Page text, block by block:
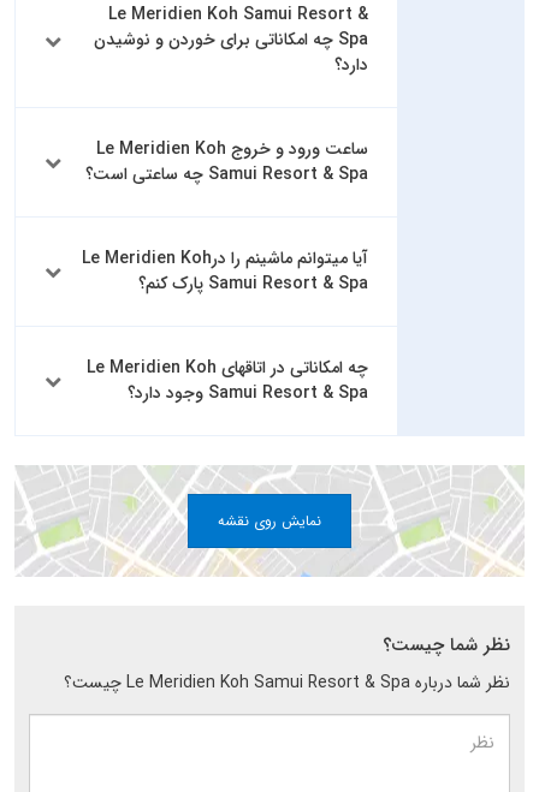
Le Meridien Koh Samui Resort &
Spa چه امکاناتی برای خوردن و نوشیدن
دارد؟
ساعت ورود و خروج Le Meridien Koh
Samui Resort & Spa چه ساعتی است؟
آیا میتوانم ماشینم را درLe Meridien Koh
Samui Resort & Spa پارک کنم؟
چه امکاناتی در اتاقهای Le Meridien Koh
Samui Resort & Spa وجود دارد؟
نمایش روی نقشه
نظر شما چیست؟
نظر شما درباره Le Meridien Koh Samui Resort & Spa چیست؟